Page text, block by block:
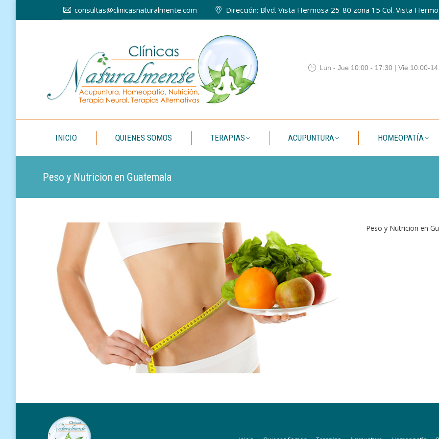
consultas@clinicasnaturalmente.com Dirección: Blvd. Vista Hermosa 25-80 zona 15 Col. Vista
Lun - Jue 10:00 - 17:30 | Vie 10:00-
INICIO QUIENES SOMOS TERAPIAS ACUPUNTURA HOMEOPATÍA
Peso y Nutricion en Guatemala
Peso y Nutricion en
INICIO QUIENES SOMOS TERAPIAS ACUPUNTURA